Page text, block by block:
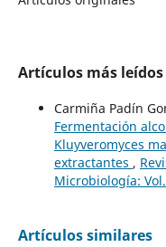
Artículos más
Carmiña Padín
Fermentación
Kluyveromyces
extractantes ,
Microbiología:
Artículos similares